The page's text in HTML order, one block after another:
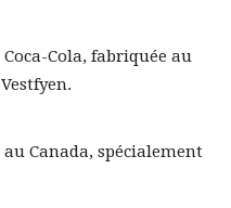
Cola, fabriquée au
Canada, spécialement